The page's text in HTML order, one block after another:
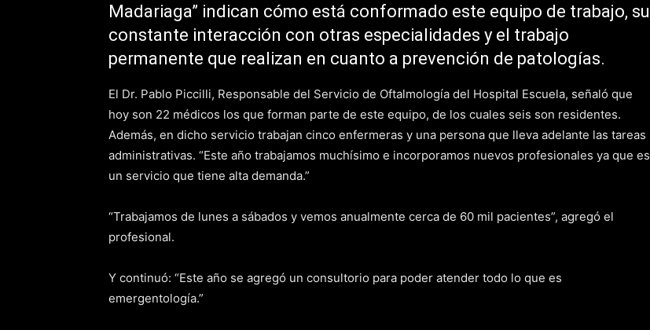
Madariaga” indican cómo está conformado este equipo de trabajo, su
constante interacción con otras especialidades y el trabajo
permanente que realizan en cuanto a prevención de patologías.
El Dr. Pablo Piccilli, Responsable del Servicio de Oftalmología del Hospital Escuela, señaló que
hoy son 22 médicos los que forman parte de este equipo, de los cuales seis son residentes.
Además, en dicho servicio trabajan cinco enfermeras y una persona que lleva adelante las tareas
administrativas. “Este año trabajamos muchísimo e incorporamos nuevos profesionales ya que es
un servicio que tiene alta demanda.”
“Trabajamos de lunes a sábados y vemos anualmente cerca de 60 mil pacientes”, agregó el
profesional.
Y continuó: “Este año se agregó un consultorio para poder atender todo lo que es
emergentología.”